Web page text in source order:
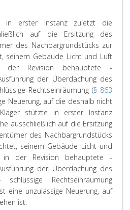
in erster Instanz zuletzt die
auf die Ersitzung des
des Nachbargrundstücks zur
seinem Gebäude Licht und Luft
Revision behauptete -
der Überdachung des
Rechtseinräumung (§ 863
Neuerung, auf die deshalb nicht
stützte in erster Instanz
ausschließlich auf die Ersitzung
des Nachbargrundstücks
seinem Gebäude Licht und
der Revision behauptete -
der Überdachung des
Rechtseinräumung
eine unzulässige Neuerung, auf
ist.